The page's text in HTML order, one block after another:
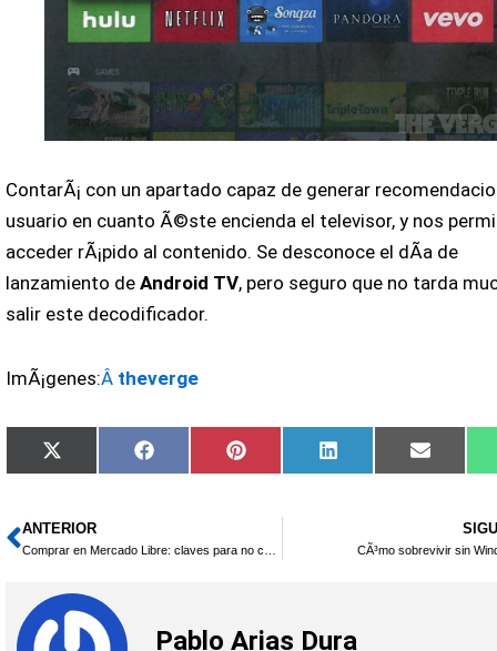
ContarÃ¡ con un apartado capaz de generar
usuario en cuanto Ã©ste encienda el televisor, y nos
acceder rÃ¡pido al contenido. Se desconoce el dÃ­a de
lanzamiento de Android TV, pero seguro que no tarda
salir este decodificador.
ImÃ¡genes:Â theverge
Compartir
en
X
(Twitter)
Compartir
en
Facebook Compartir
en
Pinterest
Compartir
en
LinkedIn
en
Email
Ant
ANTERIOR
CÃ³mo sobrevivir sin
Pablo Arias Dura